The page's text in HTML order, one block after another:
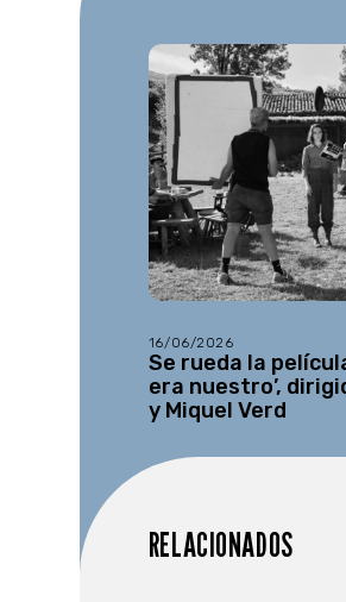
16/06/2026
Se rueda la
era nuestro’,
y Miquel Verd
RELACIONADOS